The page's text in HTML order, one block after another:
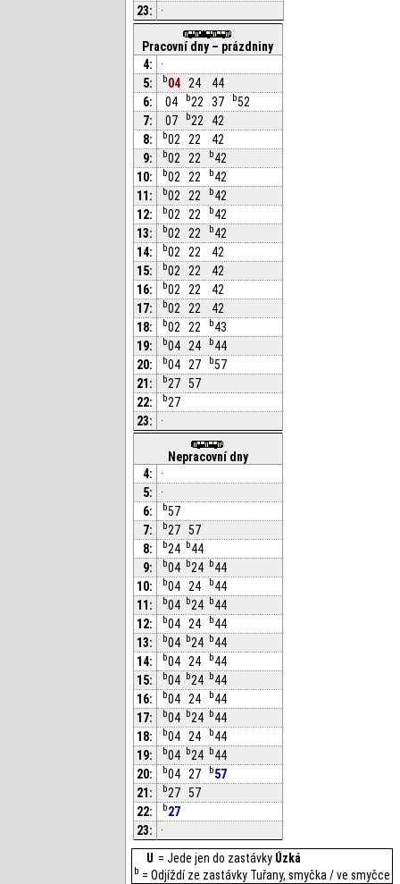
23:
·
Pracovní dny – prázdniny
4:
·
5:
b04 24
44
6:
04 b22 37 b52
7:
07 b22
42
8:
b02 22
42
9:
b02 22 b42
10:
b02 22 b42
11:
b02 22 b42
12:
b02 22 b42
13:
b02 22 b42
14:
b02 22
42
15:
b02 22
42
16:
b02 22
42
17:
b02 22
42
18:
b02 22 b43
19:
b04 24 b44
20:
b04 27 b57
21:
b27 57
22:
b27
23:
·
Nepracovní dny
4:
·
5:
·
6:
b57
7:
b27 57
8:
b24 b44
9:
b04 b24 b44
10:
b04 24 b44
11:
b04 b24 b44
12:
b04 24 b44
13:
b04 b24 b44
14:
b04 24 b44
15:
b04 b24 b44
16:
b04 24 b44
17:
b04 b24 b44
18:
b04 24 b44
19:
b04 b24 b44
20:
b04 27 b57
21:
b27 57
22:
b27
23:
·
U = Jede jen do zastávky Úzká
b = Odjíždí ze zastávky Tuřany, smyčka / ve smyčce